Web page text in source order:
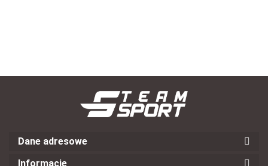
Dane adresowe
Informacje